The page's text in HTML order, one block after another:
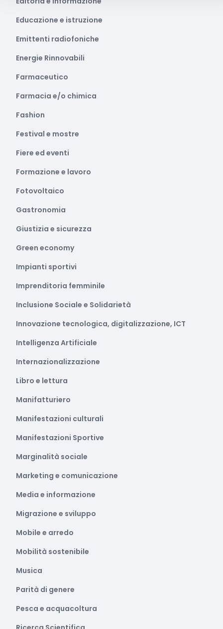
Educazione e istruzione
Emittenti radiofoniche
Energie Rinnovabili
Farmaceutico
Farmacia e/o chimica
Fashion
Festival e mostre
Fiere ed eventi
Formazione e lavoro
Fotovoltaico
Gastronomia
Giustizia e sicurezza
Green economy
Impianti sportivi
Imprenditoria femminile
Inclusione Sociale e Solidarietà
Innovazione tecnologica, digitalizzazione, ICT
Intelligenza Artificiale
Internazionalizzazione
Libro e lettura
Manifatturiero
Manifestazioni culturali
Manifestazioni Sportive
Marginalità sociale
Marketing e comunicazione
Media e informazione
Migrazione e sviluppo
Mobile e arredo
Mobilità sostenibile
Musica
Parità di genere
Pesca e acquacoltura